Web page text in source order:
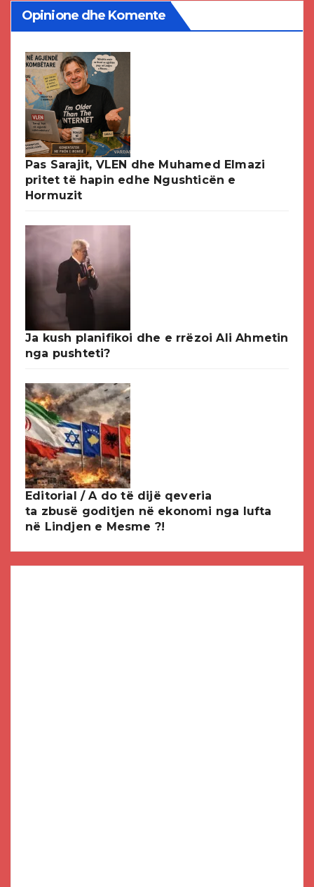
Opinione dhe Komente
Pas Sarajit, VLEN dhe Muhamed Elmazi
pritet të hapin edhe Ngushticën e
Hormuzit
Ja kush planifikoi dhe e rrëzoi Ali Ahmetin
nga pushteti?
Editorial / A do të dijë qeveria
ta zbusë goditjen në ekonomi nga lufta
në Lindjen e Mesme ?!